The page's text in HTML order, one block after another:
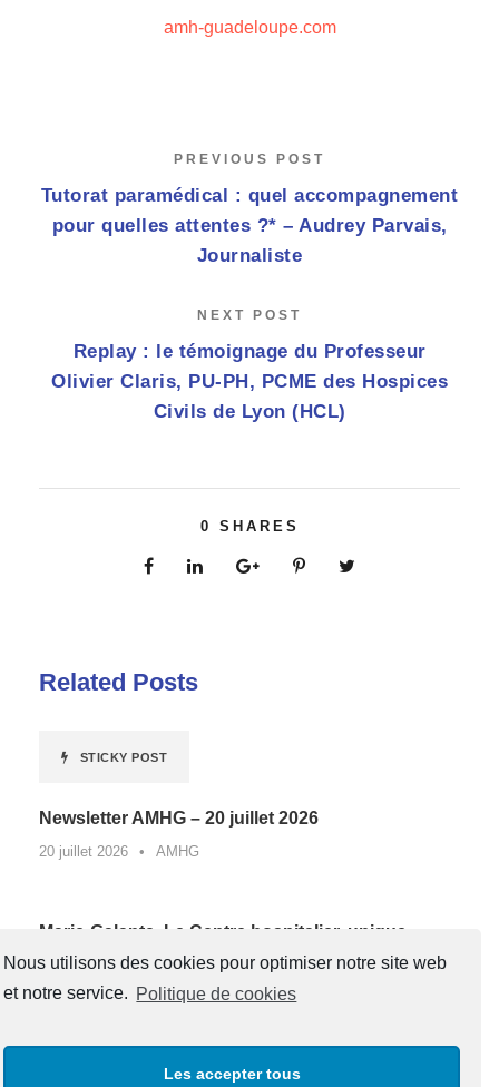
Nous utilisons des cookies pour optimiser notre site web
et notre service. Politique de cookies
Les accepter tous
amh-guadeloupe.com
PREVIOUS POST
Tutorat paramédical : quel accompagnement
pour quelles attentes ?* – Audrey Parvais,
Journaliste
NEXT POST
Replay : le témoignage du Professeur
Olivier Claris, PU-PH, PCME des Hospices
Civils de Lyon (HCL)
0 SHARES
Related Posts
STICKY POST
Newsletter AMHG – 20 juillet 2026
20 juillet 2026 • AMHG
Marie-Galante. Le Centre hospitalier, unique
lauréat de Guadeloupe d’un appel à projets
national contre la sédentarité au travail*
AMHG